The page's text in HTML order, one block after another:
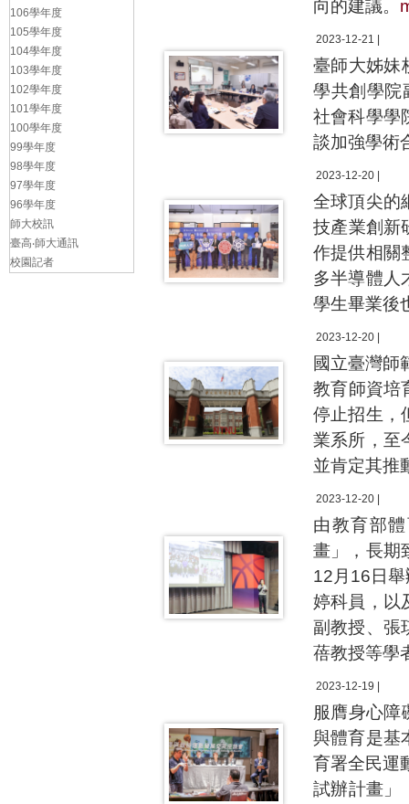
向的建議。
2023-12-21 |
臺師大姊妹
學共創學院
社會科學學
談加強學術
2023-12-20 |
全球頂尖的
技產業創新
作提供相關
多半導體人
學生畢業後
2023-12-20 |
國立臺灣師
教育師資培
停止招生，
業系所，至
並肯定其推
2023-12-20 |
由教育部
畫」，長期
12月16日
婷科員，以
副教授、張
蓓教授等學
2023-12-19 |
服膺身心障
與體育是基
育署全民運
試辦計畫」
106學年度
105學年度
104學年度
103學年度
102學年度
101學年度
100學年度
99學年度
98學年度
97學年度
96學年度
師大校訊
臺高‧師大通訊
校園記者